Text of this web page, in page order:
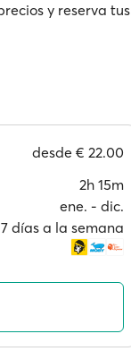
y reserva tus
desde € 22.00
2h 15m
ene. ‐ dic.
7 días a la semana